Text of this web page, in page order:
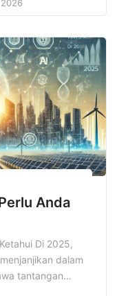
sektor ini
kitchen, atau
konsep bisnis
Anda
Di 2025,
dalam
tantangan